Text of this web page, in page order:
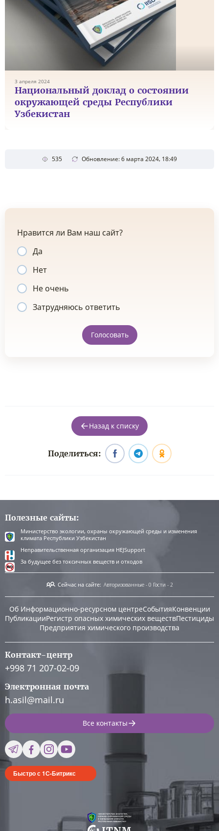
3 апреля 2024
Национальный доклад о состоянии
окружающей среды Республики
Узбекистан
535 Обновление: 6 марта 2024, 18:49
Нравится ли Вам наш сайт?
Да
Нет
Не очень
Затрудняюсь ответить
Голосовать
Назад к списку
Поделиться:
Полезные сайты:
Министерство экологии, охраны окружающей среды и изменения
климата Республики Узбекистан
Неправительственная организация HEJSupport
За будущее без токсичных веществ и отходов
Сейчас на сайте: Авторизованные - 0 Гости - 2
Об Информационно-ресурсном центреСобытияКонвенции
ПубликацииРегистр опасных химических веществПестициды
Предприятия химического производства
Контакт-центр
+998 71 207-02-09
Электронная почта
h.asil@mail.ru
Все контакты
Быстро с 1С-Битрикс